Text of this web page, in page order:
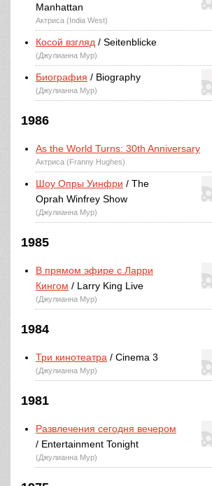
Manhattan
Актриса (India West)
Косой взгляд / Seitenblicke
(Джулианна Мур)
Биография / Biography
(Джулианна Мур)
1986
As the World Turns: 30th Anniversary
Актриса (Franny Hughes)
Шоу Опры Уинфри / The
Oprah Winfrey Show
(Джулианна Мур)
1985
В прямом эфире с Ларри
Кингом / Larry King Live
(Джулианна Мур)
1984
Три кинотеатра / Cinema 3
(Джулианна Мур)
1981
Развлечения сегодня вечером
/ Entertainment Tonight
(Джулианна Мур)